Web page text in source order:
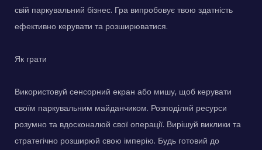
свій паркувальний бізнес. Гра випробовує твою здатність
ефективно керувати та розширюватися.
Як грати
Використовуй сенсорний екран або мишу, щоб керувати
своїм паркувальним майданчиком. Розподіляй ресурси
розумно та вдосконалюй свої операції. Вирішуй виклики та
стратегічно розширюй свою імперію. Будь готовий до